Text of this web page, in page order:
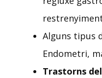
Alguns tipus
Endometri,
Trastorns